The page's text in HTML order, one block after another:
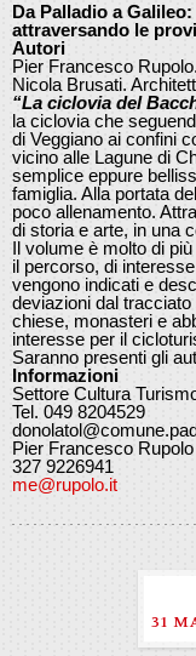
Da Palladio a
attraversando le
Autori
Pier Francesco
Nicola Brusati.
“La ciclovia del
la ciclovia che
di Veggiano ai confini
vicino alle Lagune di
semplice eppure
famiglia. Alla portata
poco allenamento.
di storia e arte, in una
Il volume è molto di
il percorso, di
vengono indicati e
deviazioni dal
chiese, monasteri e
interesse per il
Saranno presenti gli
Informazioni
Settore Cultura
Tel. 049 8204529
Pier Francesco Rupolo
327 9226941
me@rupolo.it
31